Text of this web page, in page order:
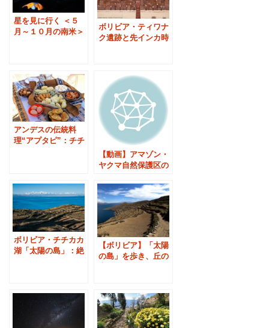
星を見に行く ＜５
月～１０月の南米＞
ボリビア・ティワナ
ク遺跡と先インカ時
アンデスの伝統料
理“アプタピ”：チチ
【動画】アマゾン・
ヤクマ自然保護区の
ボリビア・チチカカ
湖「太陽の島」：絶
【ボリビア】「太陽
の島」を歩き、丘の